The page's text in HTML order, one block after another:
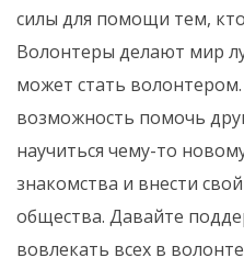
силы для помощи тем,
Волонтеры делают мир
может стать
возможность помочь
научиться чему-то
знакомства и внести
общества. Давайте
вовлекать всех в